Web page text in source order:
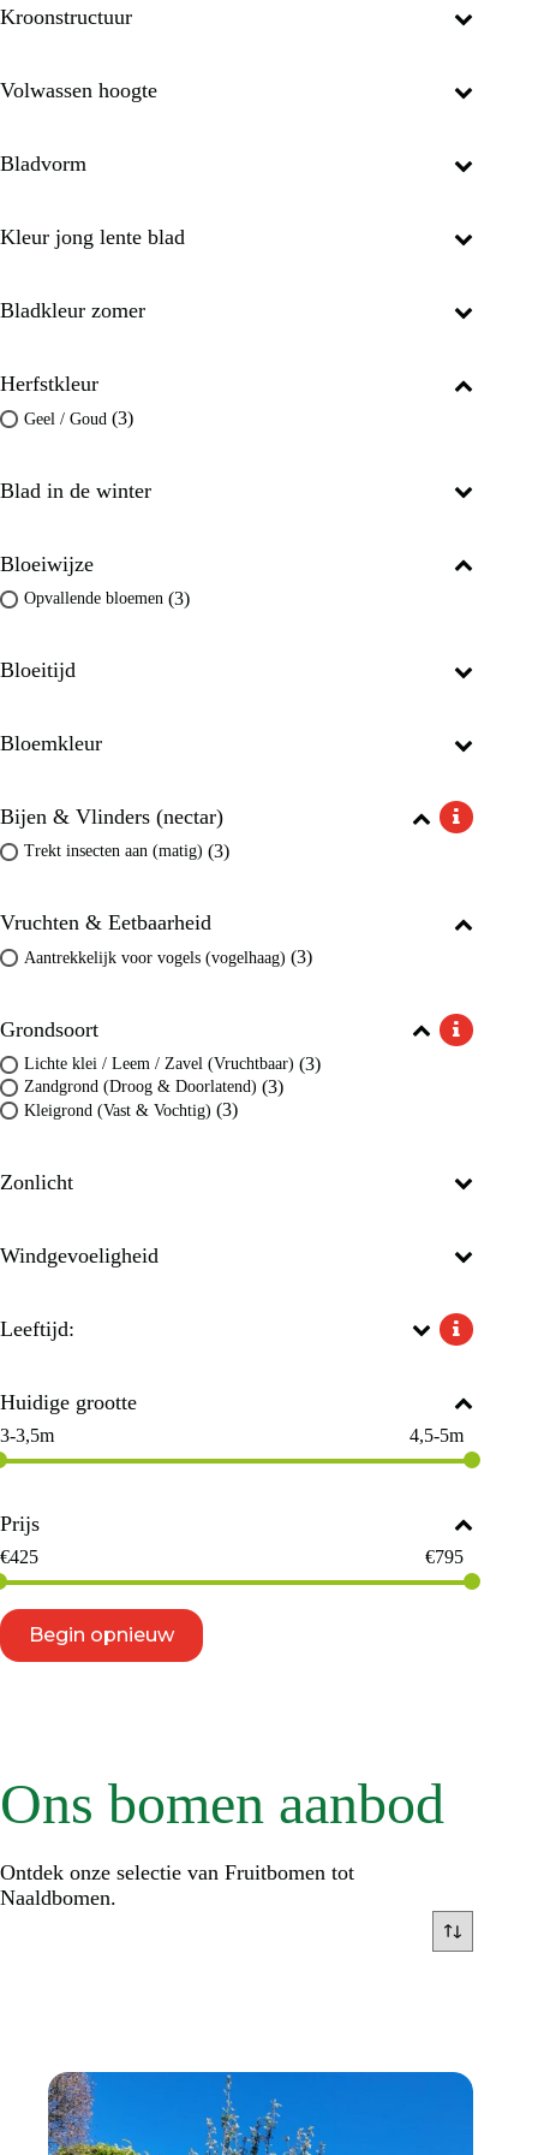
Ons bomen aanbod
Ontdek onze selectie van Fruitbomen tot
Naaldbomen.
Kroonstructuur
Volwassen hoogte
Bladvorm
Kleur jong lente blad
Bladkleur zomer
Herfstkleur
Geel / Goud (3)
Blad in de winter
Bloeiwijze
Opvallende bloemen (3)
Bloeitijd
Bloemkleur
Bijen & Vlinders (nectar)
Trekt insecten aan (matig) (3)
Vruchten & Eetbaarheid
Aantrekkelijk voor vogels (vogelhaag) (3)
Grondsoort
Lichte klei / Leem / Zavel (Vruchtbaar) (3)
Zandgrond (Droog & Doorlatend) (3)
Kleigrond (Vast & Vochtig) (3)
Zonlicht
Windgevoeligheid
Leeftijd:
Huidige grootte
3-3,5m 4,5-5m
Prijs
€425 €795
Begin opnieuw